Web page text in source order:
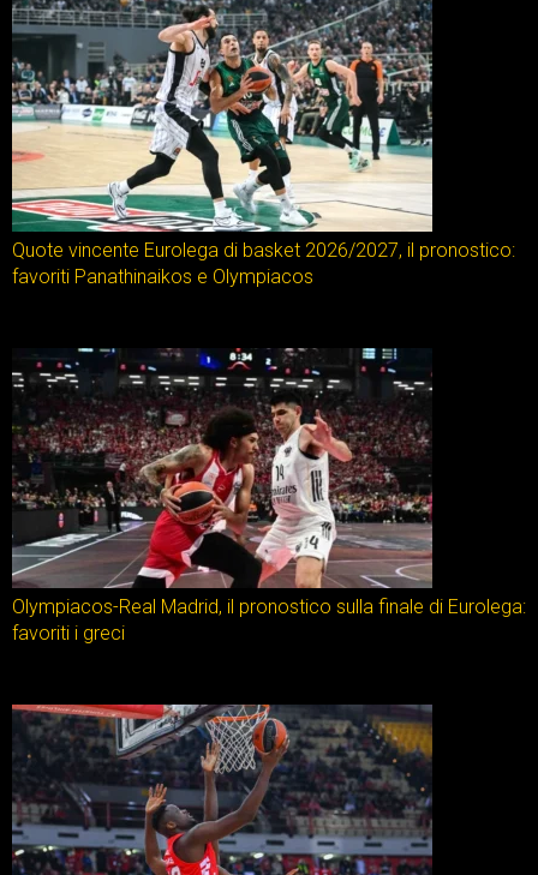
Quote vincente Eurolega di basket 2026/2027, il pronostico:
favoriti Panathinaikos e Olympiacos
Olympiacos-Real Madrid, il pronostico sulla finale di Eurolega:
favoriti i greci